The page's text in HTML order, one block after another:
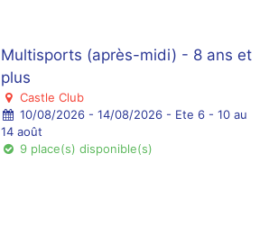
Multisports (après-midi) - 8 ans et
plus
Castle Club
10/08/2026 - 14/08/2026 - Ete 6 - 10 au
14 août
9 place(s) disponible(s)